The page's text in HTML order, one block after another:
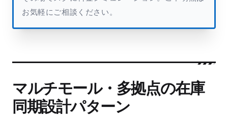
お気軽にご相談ください。
マルチモール・多拠点の在庫
同期設計パターン